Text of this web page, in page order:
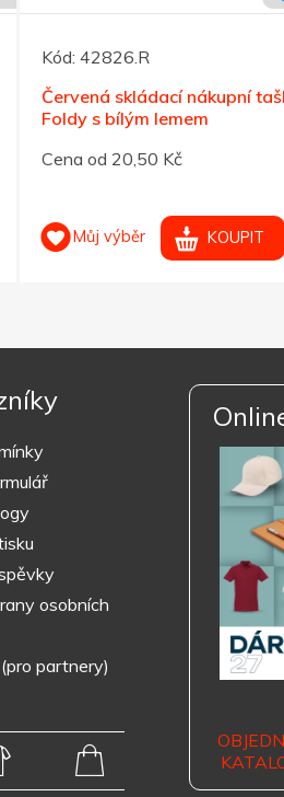
Kód: 42826.R
Červená skládací nákupní
Foldy s bílým lemem
Cena od 20,50 Kč
Můj výběr KOUPIT
osobních
partnery)